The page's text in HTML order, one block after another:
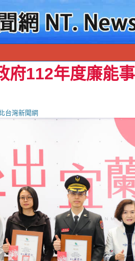
府112年度廉能
台灣新聞網